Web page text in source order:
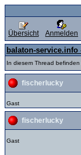
Übersicht Anmelden
balaton-
In diesem Thread
fischerlucky
Gast
fischerlucky
Gast